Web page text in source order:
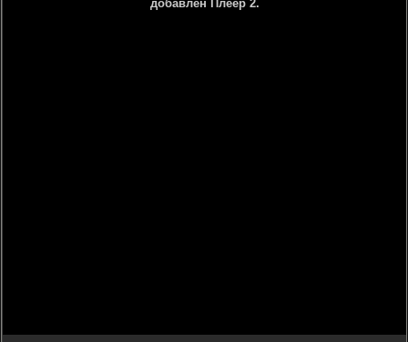
добавлен Плеер 2.